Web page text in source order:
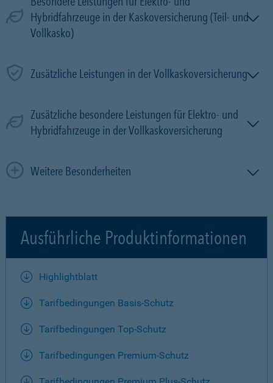
Hybridfahrzeuge in der Kaskoversicherung (Teil- und
Vollkasko)
Zusätzliche Leistungen in der Vollkaskoversicherung
Zusätzliche besondere Leistungen für Elektro- und
Hybridfahrzeuge in der Vollkaskoversicherung
Weitere Besonderheiten
Ausführliche Produktinformationen
Highlightblatt
Tarifbedingungen Basis-Schutz
Tarifbedingungen Top-Schutz
Tarifbedingungen Premium-Schutz